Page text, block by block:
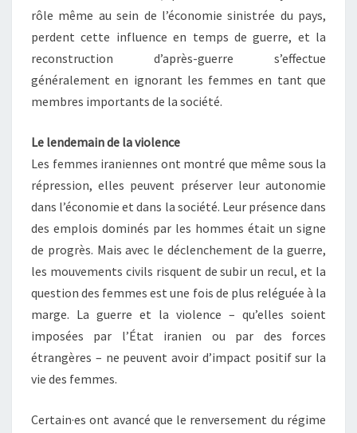
rôle même au sein de l’économie sinistrée du pays,
perdent cette influence en temps de guerre, et la
reconstruction d’après-guerre s’effectue
généralement en ignorant les femmes en tant que
membres importants de la société.
Le lendemain de la violence
Les femmes iraniennes ont montré que même sous la
répression, elles peuvent préserver leur autonomie
dans l’économie et dans la société. Leur présence dans
des emplois dominés par les hommes était un signe
de progrès. Mais avec le déclenchement de la guerre,
les mouvements civils risquent de subir un recul, et la
question des femmes est une fois de plus reléguée à la
marge. La guerre et la violence – qu’elles soient
imposées par l’État iranien ou par des forces
étrangères – ne peuvent avoir d’impact positif sur la
vie des femmes.
Certain·es ont avancé que le renversement du régime